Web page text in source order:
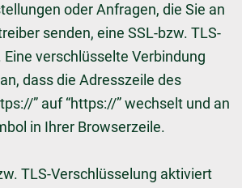
oder Anfragen, die Sie an
senden, eine SSL-bzw. TLS-
verschlüsselte Verbindung
dass die Adresszeile des
” auf “https://” wechselt und an
in Ihrer Browserzeile.
TLS-Verschlüsselung aktiviert